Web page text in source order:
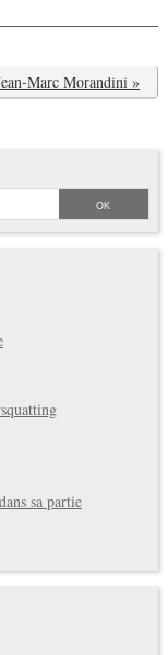
Marc Morandini »
sa partie